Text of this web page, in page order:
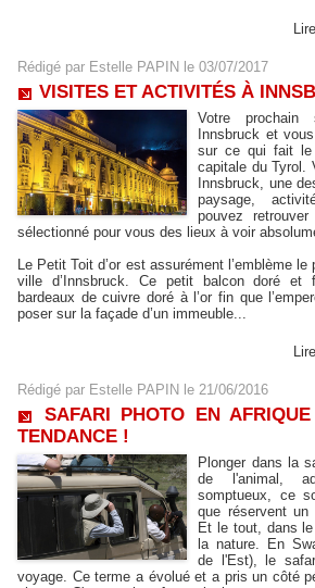
Rédigé par Estelle PAPIN le 03/07/2017
VISITES ET ACTIVITÉS À
Votre
Innsbruck et
sur ce qui fait le
capitale du Tyrol.
Innsbruck, une
paysage,
pouvez
sélectionné pour vous des lieux à voir
Le Petit Toit d’or est assurément l’emblème
ville d’Innsbruck. Ce petit balcon doré et
bardeaux de cuivre doré à l’or fin que
poser sur la façade d’un immeuble...
Rédigé par Estelle PAPIN le 21/06/2016
SAFARI PHOTO EN
TENDANCE !
Plonger dans la
de l'animal,
somptueux, ce
que réservent un
Et le tout, dans
la nature. En
de l'Est), le
voyage. Ce terme a évolué et a pris un côté